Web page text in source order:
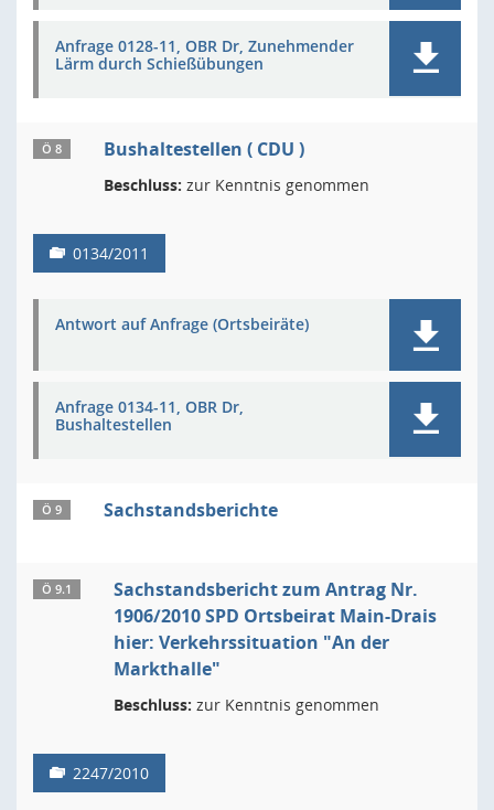
Anfrage 0128-11, OBR Dr, Zunehmender
Lärm durch Schießübungen
Ö 8 Bushaltestellen ( CDU )
Beschluss: zur Kenntnis genommen
0134/2011
Antwort auf Anfrage (Ortsbeiräte)
Anfrage 0134-11, OBR Dr,
Bushaltestellen
Ö 9 Sachstandsberichte
Ö 9.1
Sachstandsbericht zum Antrag Nr.
1906/2010 SPD Ortsbeirat Main-Drais
hier: Verkehrssituation "An der
Markthalle"
Beschluss: zur Kenntnis genommen
2247/2010